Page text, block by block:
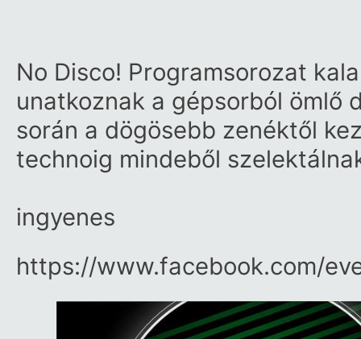
No Disco! Programsorozat
unatkoznak a gépsorból ömlő
során a dögösebb zenéktől
technoig mindeből
ingyenes
https:/​/​www.facebook.com/​